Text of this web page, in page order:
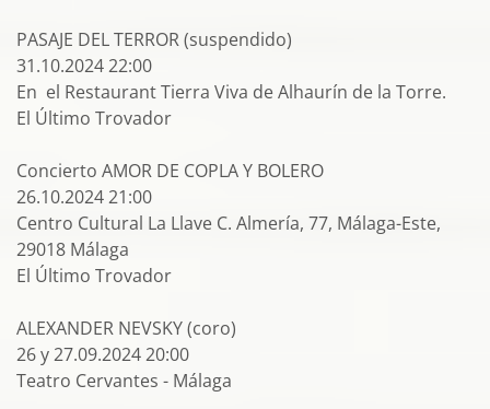
PASAJE DEL TERROR (suspendido)
31.10.2024 22:00
En el Restaurant Tierra Viva de Alhaurín de la Torre.
El Último Trovador
Concierto AMOR DE COPLA Y BOLERO
26.10.2024 21:00
Centro Cultural La Llave C. Almería, 77, Málaga-Este,
29018 Málaga
El Último Trovador
ALEXANDER NEVSKY (coro)
26 y 27.09.2024 20:00
Teatro Cervantes - Málaga